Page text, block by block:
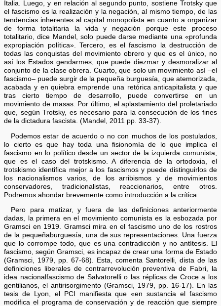
Italia. Luego, y en relación al segundo punto, sostiene Trotsky que
el fascismo es la realización y la negación, al mismo tiempo, de las
tendencias inherentes al capital monopolista en cuanto a organizar
de forma totalitaria la vida y negación porque este proceso
totalitario, dice Mandel, solo puede darse mediante una «profunda
expropiación política». Tercero, es el fascismo la destrucción de
todas las conquistas del movimiento obrero y que es el único, no
así los Estados gendarmes, que puede diezmar y desmoralizar al
conjunto de la clase obrera. Cuarto, que solo un movimiento así –el
fascismo– puede surgir de la pequeña burguesía, que atemorizada,
acabada y en quiebra emprende una retórica anticapitalista y que
tras cierto tiempo de desarrollo, puede convertirse en un
movimiento de masas. Por último, el aplastamiento del proletariado
que, según Trotsky, es necesario para la consecución de los fines
de la dictadura fascista. (Mandel, 2011 pp. 33-37).
Podemos estar de acuerdo o no con muchos de los postulados,
lo cierto es que hay toda una fisionomía de lo que implica el
fascismo en lo político desde un sector de la izquierda comunista,
que es el caso del trotskismo. A diferencia de la ortodoxia, el
trotskismo identifica mejor a los fascismos y puede distinguirlos de
los nacionalismos varios, de los arribismos y de movimientos
conservadores, tradicionalistas, reaccionarios, entre otros.
Podremos ahondar brevemente como introducción a la crítica.
Pero para matizar, y fuera de las definiciones anteriormente
dadas, la primera en el movimiento comunista es la esbozada por
Gramsci en 1919. Gramsci mira en el fascismo uno de los rostros
de la pequeñaburguesía, una de sus representaciones. Una fuerza
que lo corrompe todo, que es una contradicción y no antítesis. El
fascismo, según Gramsci, es incapaz de crear una forma de Estado
(Gramsci, 1979, pp. 67-68). Esta, comenta Santorelli, dista de las
definiciones liberales de contrarrevolución preventiva de Fabri, la
idea nacionalfascismo de Salvatorelli o las réplicas de Croce a los
gentilianos, el antirisorgimento (Gramsci, 1979, pp. 16-17). En las
tesis de Lyon, el PCI manifiesta que «en sustancia el fascismo
modifica el programa de conservación y de reacción que siempre